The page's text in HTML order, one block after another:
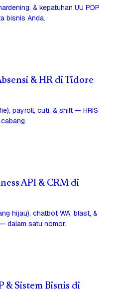
& kepatuhan UU PDP
bisnis Anda.
& HR di Tidore
payroll, cuti, & shift — HRIS
API & CRM di
hijau), chatbot WA, blast, &
dalam satu nomor.
& Sistem Bisnis di